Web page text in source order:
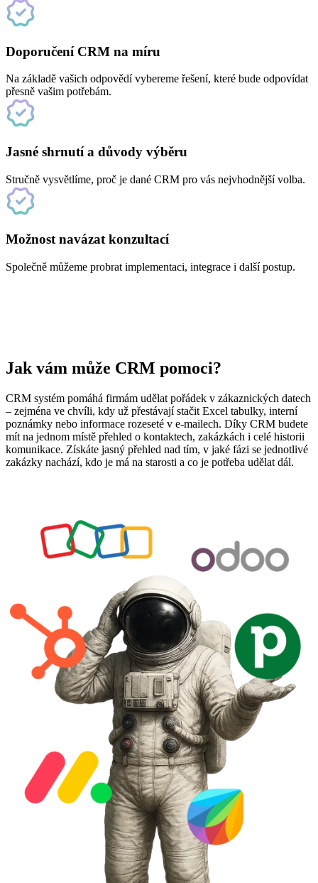
Doporučení CRM na míru
Na základě vašich odpovědí vybereme řešení, které bude odpovídat
přesně vašim potřebám.
Jasné shrnutí a důvody výběru
Stručně vysvětlíme, proč je dané CRM pro vás nejvhodnější volba.
Možnost navázat konzultací
Společně můžeme probrat implementaci, integrace i další postup.
Jak vám může CRM pomoci?
CRM systém pomáhá firmám udělat pořádek v zákaznických datech
– zejména ve chvíli, kdy už přestávají stačit Excel tabulky, interní
poznámky nebo informace rozeseté v e-mailech. Díky CRM budete
mít na jednom místě přehled o kontaktech, zakázkách i celé historii
komunikace. Získáte jasný přehled nad tím, v jaké fázi se jednotlivé
zakázky nachází, kdo je má na starosti a co je potřeba udělat dál.